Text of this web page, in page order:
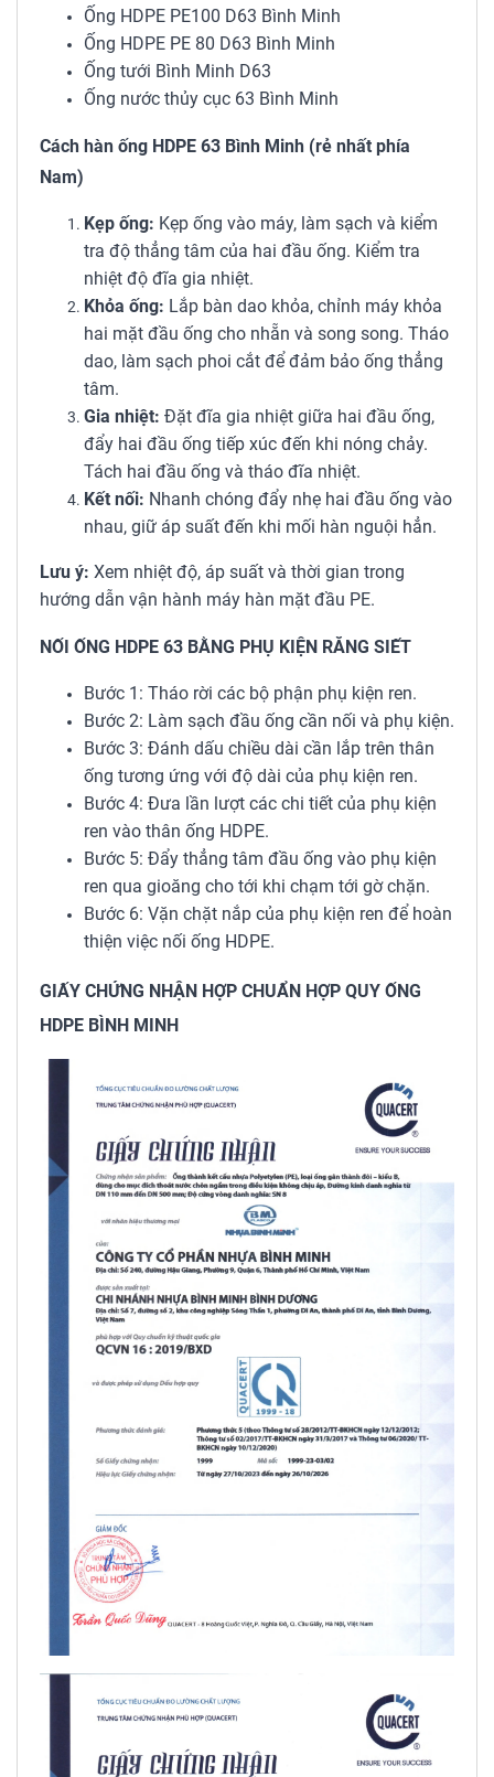
Ống HDPE PE100 D63 Bình Minh
Ống HDPE PE 80 D63 Bình Minh
Ống tưới Bình Minh D63
Ống nước thủy cục 63 Bình Minh
Cách hàn ống HDPE 63 Bình Minh (rẻ nhất phía
Nam)
Kẹp ống: Kẹp ống vào máy, làm sạch và kiểm
tra độ thẳng tâm của hai đầu ống. Kiểm tra
nhiệt độ đĩa gia nhiệt.
Khỏa ống: Lắp bàn dao khỏa, chỉnh máy khỏa
hai mặt đầu ống cho nhẵn và song song. Tháo
dao, làm sạch phoi cắt để đảm bảo ống thẳng
tâm.
Gia nhiệt: Đặt đĩa gia nhiệt giữa hai đầu ống,
đẩy hai đầu ống tiếp xúc đến khi nóng chảy.
Tách hai đầu ống và tháo đĩa nhiệt.
Kết nối: Nhanh chóng đẩy nhẹ hai đầu ống vào
nhau, giữ áp suất đến khi mối hàn nguội hẳn.
Lưu ý: Xem nhiệt độ, áp suất và thời gian trong
hướng dẫn vận hành máy hàn mặt đầu PE.
NỐI ỐNG HDPE 63 BẰNG PHỤ KIỆN RĂNG SIẾT
Bước 1: Tháo rời các bộ phận phụ kiện ren.
Bước 2: Làm sạch đầu ống cần nối và phụ kiện.
Bước 3: Đánh dấu chiều dài cần lắp trên thân
ống tương ứng với độ dài của phụ kiện ren.
Bước 4: Đưa lần lượt các chi tiết của phụ kiện
ren vào thân ống HDPE.
Bước 5: Đẩy thẳng tâm đầu ống vào phụ kiện
ren qua gioăng cho tới khi chạm tới gờ chặn.
Bước 6: Vặn chặt nắp của phụ kiện ren để hoàn
thiện việc nối ống HDPE.
GIẤY CHỨNG NHẬN HỢP CHUẨN HỢP QUY ỐNG
HDPE BÌNH MINH